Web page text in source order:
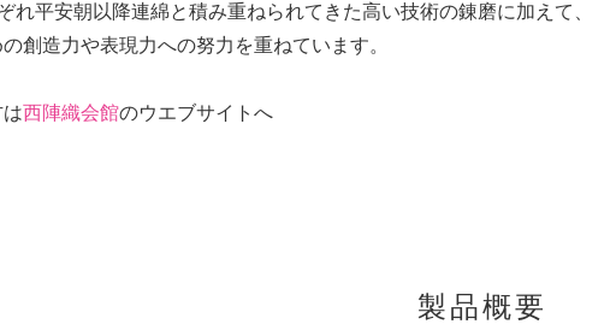
れ平安朝以降連綿と積み重ねられてきた高い技術の錬磨に加えて、
創造力や表現力への努力を重ねています。
西陣織会館のウエブサイトへ
製品概要